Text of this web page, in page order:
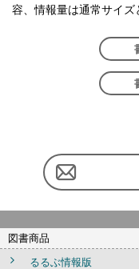
容、情報量は通常サイズ
図書商品
るるぶ情報版